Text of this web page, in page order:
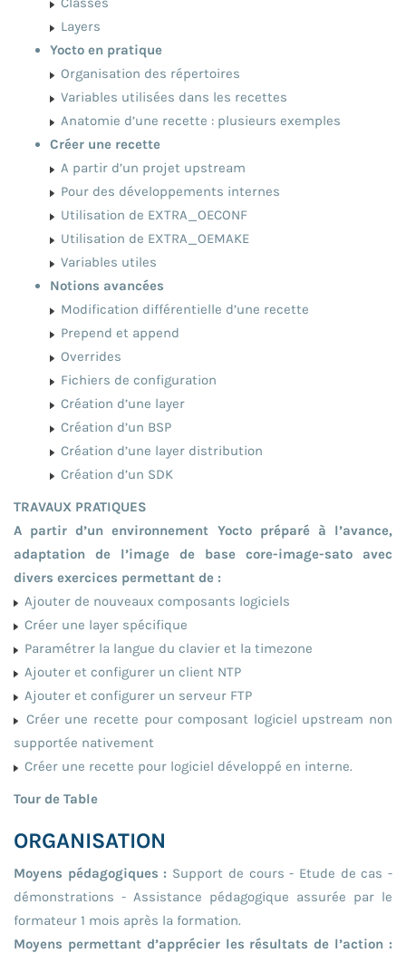
Layers
Yocto en pratique
Organisation des répertoires
Variables utilisées dans les recettes
Anatomie d’une recette : plusieurs exemples
Créer une recette
A partir d’un projet upstream
Pour des développements internes
Utilisation de EXTRA_OECONF
Utilisation de EXTRA_OEMAKE
Variables utiles
Notions avancées
Modification différentielle d’une recette
Prepend et append
Overrides
Fichiers de configuration
Création d’une layer
Création d’un BSP
Création d’une layer distribution
Création d’un SDK
TRAVAUX PRATIQUES
A partir d’un environnement Yocto préparé à l’avance,
adaptation de l’image de base core-image-sato avec
divers exercices permettant de :
Ajouter de nouveaux composants logiciels
Créer une layer spécifique
Paramétrer la langue du clavier et la timezone
Ajouter et configurer un client NTP
Ajouter et configurer un serveur FTP
Créer une recette pour composant logiciel upstream non
supportée nativement
Créer une recette pour logiciel développé en interne.
Tour de Table
ORGANISATION
Moyens pédagogiques : Support de cours - Etude de cas -
démonstrations - Assistance pédagogique assurée par le
formateur 1 mois après la formation.
Moyens permettant d’apprécier les résultats de l’action :